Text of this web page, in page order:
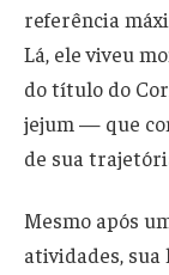
referência
Lá, ele viveu
do título do
jejum — que
de sua
Mesmo após
atividades, sua